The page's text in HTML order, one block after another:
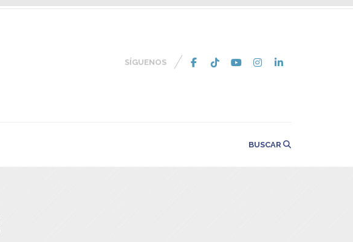
SÍGUENOS
BUSCAR